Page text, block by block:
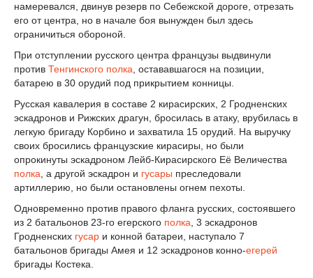
намеревался, двинув резерв по Себежской дороге, отрезать
его от центра, но в начале боя вынужден был здесь
ограничиться обороной.
При отступлении русского центра французы выдвинули
против Тенгинского полка, остававшагося на позиции,
батарею в 30 орудий под прикрытием конницы.
Русская кавалерия в составе 2 кирасирских, 2 Гродненских
эскадронов и Рижских драгун, бросилась в атаку, врубилась в
легкую бригаду Корбино и захватила 15 орудий. На выручку
своих бросились французские кирасиры, но были
опрокинуты эскадроном Лейб-Кирасирского Её Величества
полка , а другой эскадрон и гусары преследовали
артиллерию, но были остановлены огнем пехоты.
Одновременно против правого фланга русских, состоявшего
из 2 батальонов 23-го егерского полка , 3 эскадронов
Гродненских гусар и конной батареи, наступало 7
батальонов бригады Амея и 12 эскадронов конно-егерей
бригады Костека.